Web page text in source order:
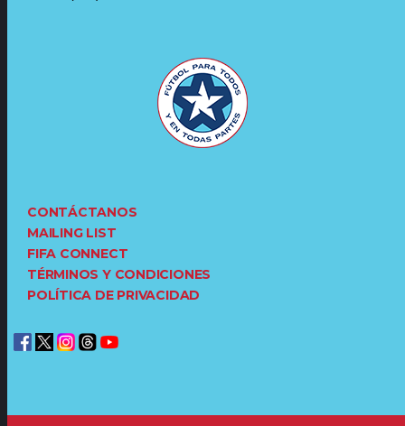
CONTÁCTANOS
MAILING LIST
FIFA CONNECT
TÉRMINOS Y CONDICIONES
POLÍTICA DE PRIVACIDAD